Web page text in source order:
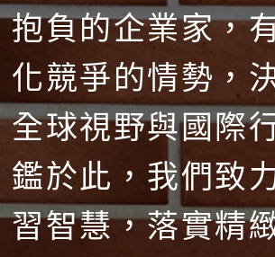
抱負的企業家，
化競爭的情勢，
全球視野與國際
鑑於此，我們致
習智慧，落實精